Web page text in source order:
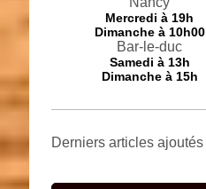
Mercredià 19h
Dimanche à 10h00
Bar-le-duc
Samedi à 13h
Dimanche à 15h
Derniers articles ajoutés